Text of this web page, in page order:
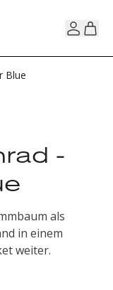
Blue
-
als
in einem
weiter.